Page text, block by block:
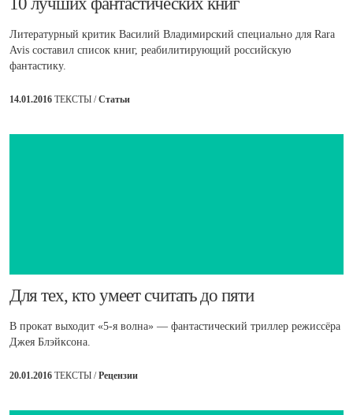
Литературный критик Василий Владимирский специально для Rara
Avis составил список книг, реабилитирующий российскую
фантастику.
14.01.2016 ТЕКСТЫ /Статьи
​Для тех, кто умеет считать до пяти
В прокат выходит «5-я волна» — фантастический триллер режиссёра
Джея Блэйксона.
20.01.2016 ТЕКСТЫ /Рецензии